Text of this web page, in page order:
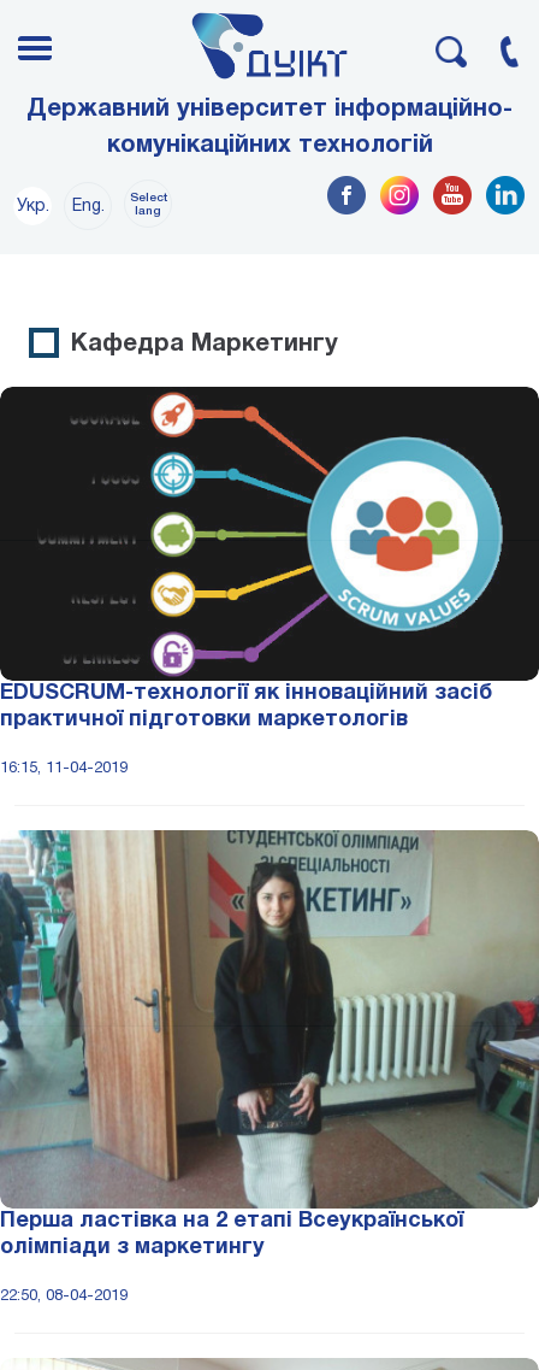
Державний університет інформаційно-
комунікаційних технологій
Укр. Eng.
Select
lang
Кафедра Маркетингу
EDUSCRUM-технології як інноваційний засіб
практичної підготовки маркетологів
16:15, 11-04-2019
Перша ластівка на 2 етапі Всеукраїнської
олімпіади з маркетингу
22:50, 08-04-2019